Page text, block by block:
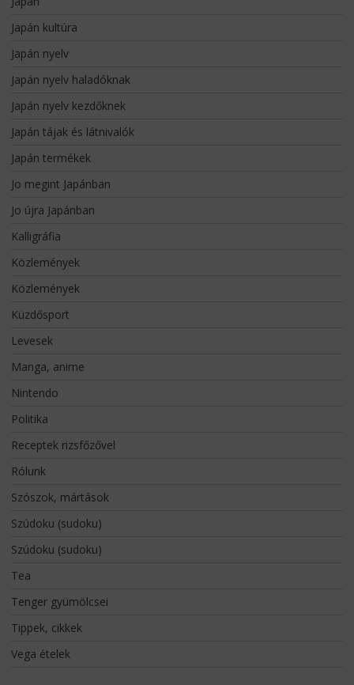
Japán kultúra
Japán nyelv
Japán nyelv haladóknak
Japán nyelv kezdőknek
Japán tájak és látnivalók
Japán termékek
Jo megint Japánban
Jo újra Japánban
Kalligráfia
Közlemények
Közlemények
Küzdősport
Levesek
Manga, anime
Nintendo
Politika
Receptek rizsfőzővel
Rólunk
Szószok, mártások
Szúdoku (sudoku)
Szúdoku (sudoku)
Tea
Tenger gyümölcsei
Tippek, cikkek
Vega ételek